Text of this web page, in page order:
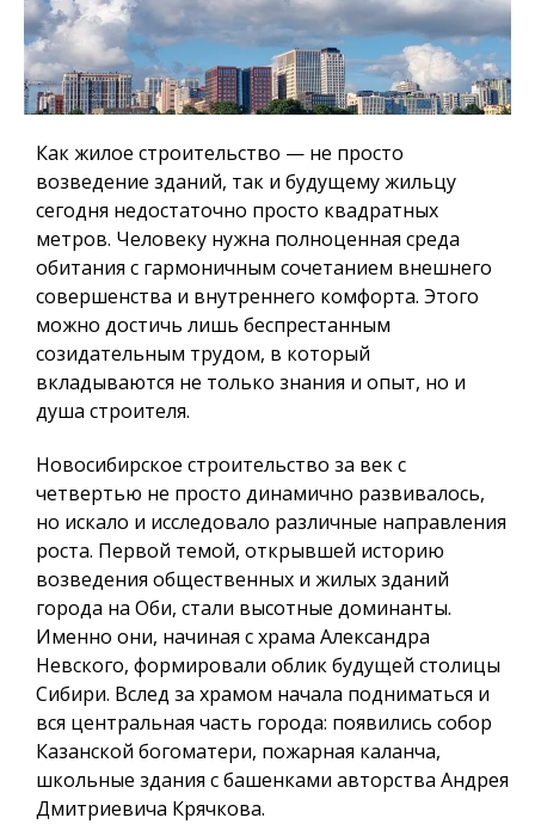
Как жилое строительство — не просто
возведение зданий, так и будущему жильцу
сегодня недостаточно просто квадратных
метров. Человеку нужна полноценная среда
обитания с гармоничным сочетанием внешнего
совершенства и внутреннего комфорта. Этого
можно достичь лишь беспрестанным
созидательным трудом, в который
вкладываются не только знания и опыт, но и
душа строителя.
Новосибирское строительство за век с
четвертью не просто динамично развивалось,
но искало и исследовало различные направления
роста. Первой темой, открывшей историю
возведения общественных и жилых зданий
города на Оби, стали высотные доминанты.
Именно они, начиная с храма Александра
Невского, формировали облик будущей столицы
Сибири. Вслед за храмом начала подниматься и
вся центральная часть города: появились собор
Казанской богоматери, пожарная каланча,
школьные здания с башенками авторства Андрея
Дмитриевича Крячкова.